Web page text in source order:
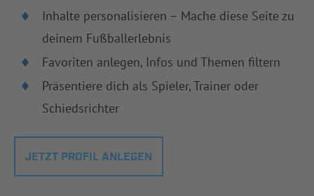
Inhalte personalisieren – Mache diese Seite zu
deinem Fußballerlebnis
Favoriten anlegen, Infos und Themen filtern
Präsentiere dich als Spieler, Trainer oder
Schiedsrichter
JETZT PROFIL ANLEGEN